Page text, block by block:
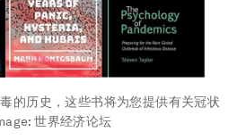
的历史，这些书将为您提供有关冠状
世界经济论坛